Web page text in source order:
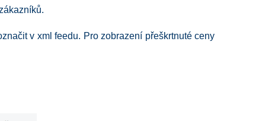
v xml feedu. Pro zobrazení přeškrtnuté ceny